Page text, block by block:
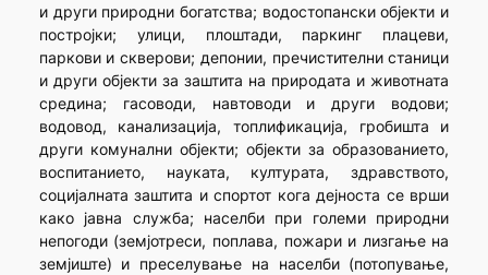
и други природни богатства; водостопански објекти и
постројки; улици, плоштади, паркинг плацеви,
паркови и скверови; депонии, пречистителни станици
и други објекти за заштита на природата и животната
средина; гасоводи, навтоводи и други водови;
водовод, канализација, топлификација, гробишта и
други комунални објекти; објекти за образованието,
воспитанието, науката, културата, здравството,
социјалната заштита и спортот кога дејноста се врши
како јавна служба; населби при големи природни
непогоди (земјотреси, поплава, пожари и лизгање на
земјиште) и преселување на населби (потопување,